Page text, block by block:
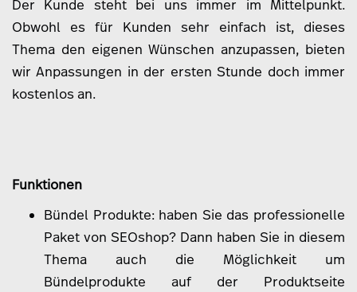
Der Kunde steht bei uns immer im Mittelpunkt.
Obwohl es für Kunden sehr einfach ist, dieses
Thema den eigenen Wünschen anzupassen, bieten
wir Anpassungen in der ersten Stunde doch immer
kostenlos an.
Funktionen
Bündel Produkte: haben Sie das professionelle
Paket von SEOshop? Dann haben Sie in diesem
Thema auch die Möglichkeit um
Bündelprodukte auf der Produktseite